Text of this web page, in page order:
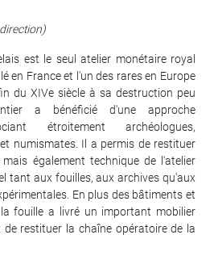
est le seul atelier monétaire royal
en France et l'un des rares en Europe
du XIVe siècle à sa destruction peu
a bénéficié d'une approche
étroitement archéologues,
numismates. Il a permis de restituer
également technique de l'atelier
tant aux fouilles, aux archives qu'aux
En plus des bâtiments et
fouille a livré un important mobilier
restituer la chaîne opératoire de la